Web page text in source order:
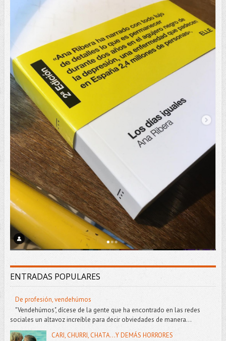
ENTRADAS POPULARES
De profesión, vendehúmos
"Vendehúmos", dícese de la gente que ha encontrado en las redes
sociales un altavoz increíble para decir obviedades de manera...
CARI, CHURRI, CHATA...Y DEMÁS HORRORES